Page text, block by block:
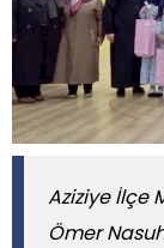
Aziziye İlçe
Ömer